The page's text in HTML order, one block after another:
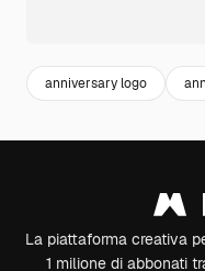
anniversary logo
La piattaforma creativa
1 milione di abbonati